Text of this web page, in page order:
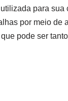
para sua
por meio de
pode ser